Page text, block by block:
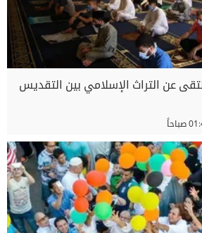
عن التراث الإسلامي بين التقديس